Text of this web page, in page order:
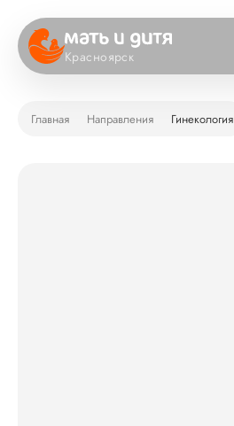
Красноярск
Главная Направления Гинекология